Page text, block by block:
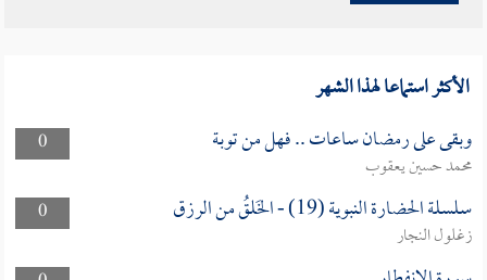
الأكثر استماعا لهذا الشهر
0 وبقى على رمضان ساعات .. فهل من توبة
محمد حسين يعقوب
0
سلسلة الحضارة النبوية (19) - الخَلقُ من الرزق
زغلول النجار